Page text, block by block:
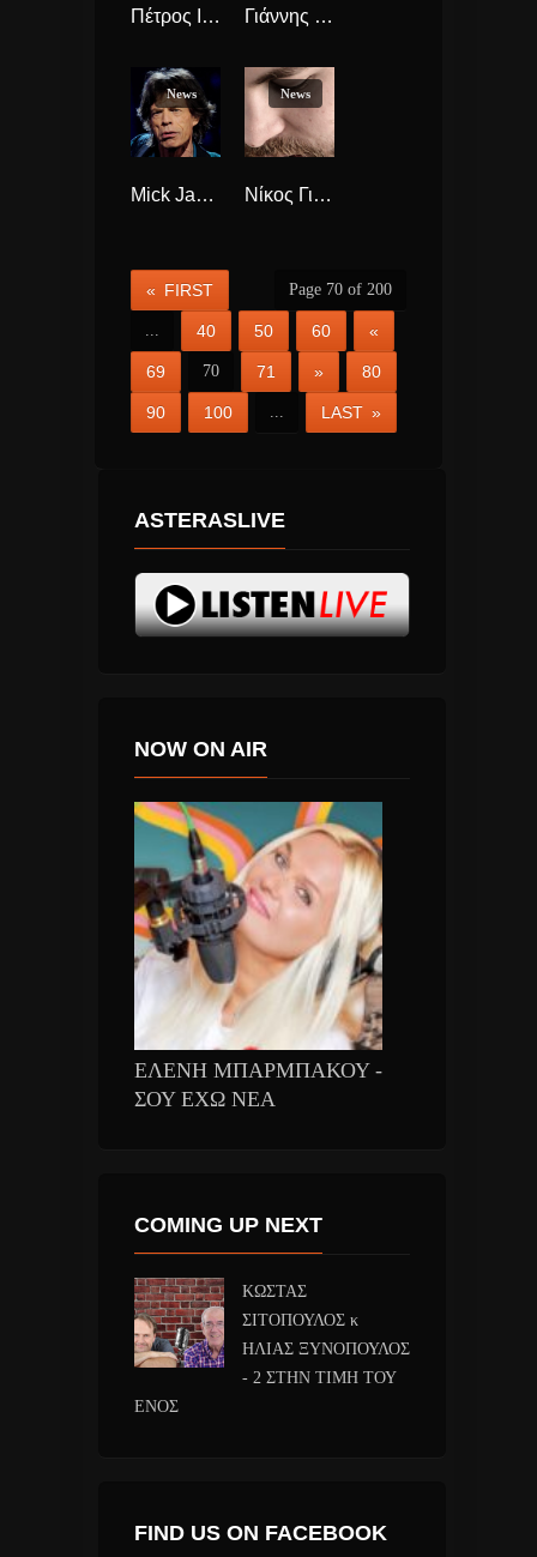
Πέτρος Ιακωβίδης “Σου Τα ‘Δωσα Όλα” νέο άλμπουμ. Γιάννης Πλούταρχος “Τραγούδια Ακατάλληλα” έρχεται νέο Άλμπουμ.
News
Mick Jagger θα υποβληθεί σε επέμβαση στην καρδιά. Αναβάλλουν τις συναυλίες οι Rolling Stones
News
Νίκος Γιακουμάκης “Δε μιλάω γι’ αυτό” Δες Το Νέο VideoClip.
Page 70 of 200
« FIRST
... 40 50 60 «
69 70 71 » 80
90 100 ... LAST »
ASTERASLIVE
NOW ON AIR
ΕΛΕΝΗ ΜΠΑΡΜΠΑΚΟΥ -
ΣΟΥ ΕΧΩ ΝΕΑ
COMING UP NEXT
ΚΩΣΤΑΣ
ΣΙΤΟΠΟΥΛΟΣ κ
ΗΛΙΑΣ ΞΥΝΟΠΟΥΛΟΣ
- 2 ΣΤΗΝ ΤΙΜΗ ΤΟΥ
ΕΝΟΣ
FIND US ON FACEBOOK